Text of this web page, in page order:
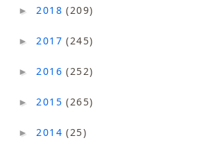
► 2018(209)
► 2017(245)
► 2016(252)
► 2015(265)
► 2014(25)